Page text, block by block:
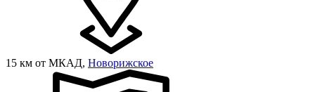
15 км от МКАД, Новорижское